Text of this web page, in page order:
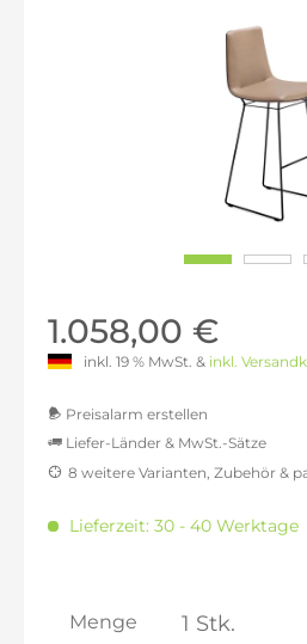
1.058,00 €
inkl. 19 % MwSt. & inkl.
Preisalarm erstellen
Liefer-Länder & MwSt.-Sätze
inkl. 16% MwSt.: 1.031,33 €
inkl. 21% MwSt.: 1.075,78 €
inkl. 22% MwSt.: 1.084,67 €
8 weitere Varianten, Zubehör &
Lieferzeit: 30 - 40 Werktage
Menge